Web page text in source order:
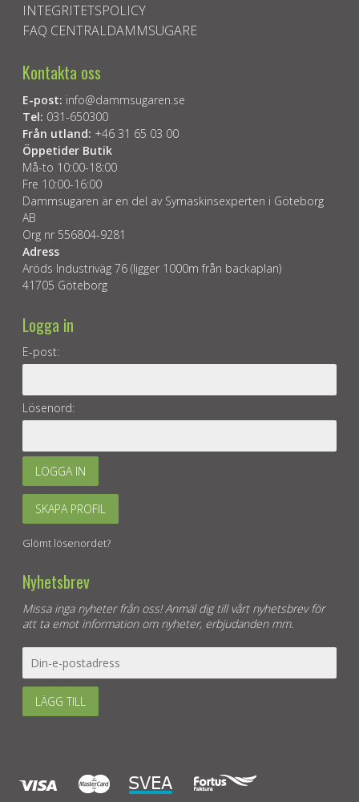
INTEGRITETSPOLICY
FAQ CENTRALDAMMSUGARE
Kontakta oss
E-post: info@dammsugaren.se
Tel: 031-650300
Från utland: +46 31 65 03 00
Öppetider Butik
Må-to 10:00-18:00
Fre 10:00-16:00
Dammsugaren är en del av Symaskinsexperten i Göteborg
AB
Org nr 556804-9281
Adress
Aröds Industriväg 76 (ligger 1000m från backaplan)
41705 Göteborg
Logga in
E-post:
Lösenord:
LOGGA IN
SKAPA PROFIL
Glömt lösenordet?
Nyhetsbrev
Missa inga nyheter från oss! Anmäl dig till vårt nyhetsbrev för
att ta emot information om nyheter, erbjudanden mm.
LÄGG TILL